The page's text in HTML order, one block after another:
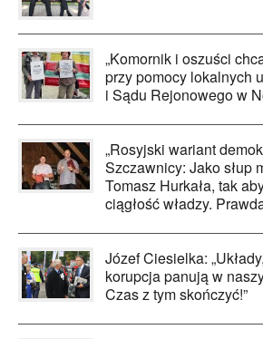
„Komornik i oszuści
przy pomocy lokalnych
i Sądu Rejonowego w
„Rosyjski wariant
Szczawnicy: Jako słup
Tomasz Hurkała, tak
ciągłość władzy.
Józef Ciesielka:
korupcja panują w
Czas z tym skończyć!”